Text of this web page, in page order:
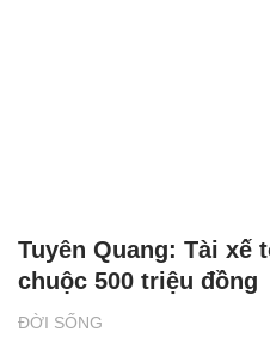
ĐỜI SỐNG
Tuyên Quang: Tài xế
chuộc 500 triệu đồng